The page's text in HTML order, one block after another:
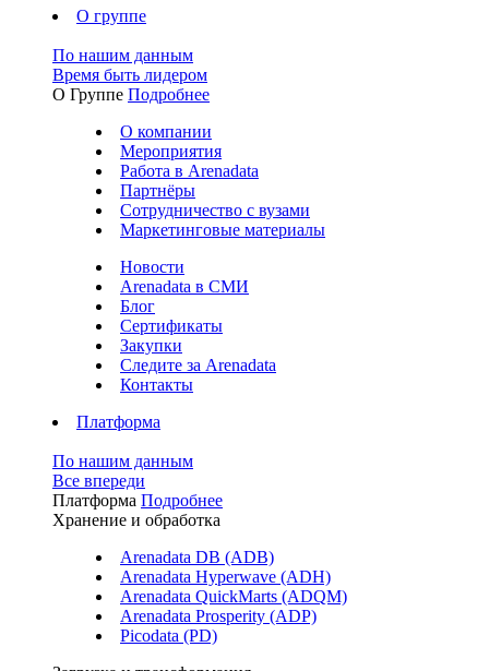
О группе
По нашим данным
Время быть лидером
О Группе Подробнее
О компании
Мероприятия
Работа в Arenadata
Партнёры
Сотрудничество с вузами
Маркетинговые материалы
Новости
Arenadata в СМИ
Блог
Сертификаты
Закупки
Следите за Аrenadata
Контакты
Платформа
По нашим данным
Все впереди
Платформа Подробнее
Хранение и обработка
Arenadata DB (ADB)
Arenadata Hyperwave (ADH)
Arenadata QuickMarts (ADQM)
Arenadata Prosperity (ADP)
Picodata (PD)